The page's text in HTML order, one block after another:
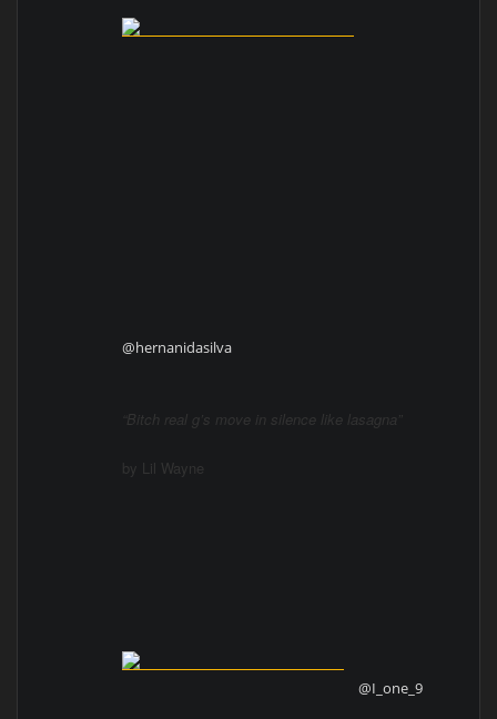
@hernanidasilva
“Bitch real g’s move in silence like lasagna”
by Lil Wayne
@I_one_9